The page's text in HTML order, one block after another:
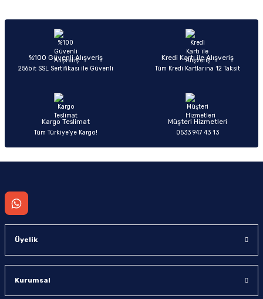
Ürün açıklamasında eksik bilgiler bulunuyor.
Ürün bilgilerinde hatalar bulunuyor.
Ürün fiyatı diğer sitelerden daha pahalı.
Sitemize ilk yorumu siz yapın!
%100 Güvenli Alışveriş
256bit SSL Sertifikası ile Güvenli
Kredi Kartı ile Alışveriş
Tüm Kredi Kartlarına 12 Taksit
Kargo Teslimat
Tüm Türkiye’ye Kargo!
Müşteri Hizmetleri
0533 947 43 13
Üyelik
Kurumsal